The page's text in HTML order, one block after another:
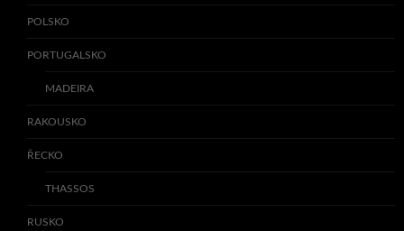
POLSKO
PORTUGALSKO
MADEIRA
RAKOUSKO
ŘECKO
THASSOS
RUSKO